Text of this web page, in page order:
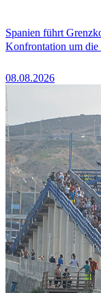
Spanien führt
Konfrontation um
08.08.2026